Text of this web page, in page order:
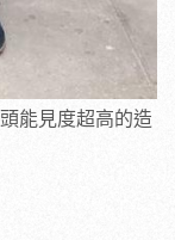
能見度超高的造